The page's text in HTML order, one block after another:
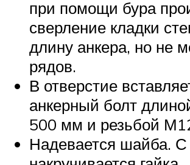
при помощи бура
сверление кладки
длину анкера, но не
рядов.
В отверстие
анкерный болт
500 мм и резьбой
Надевается шайба.